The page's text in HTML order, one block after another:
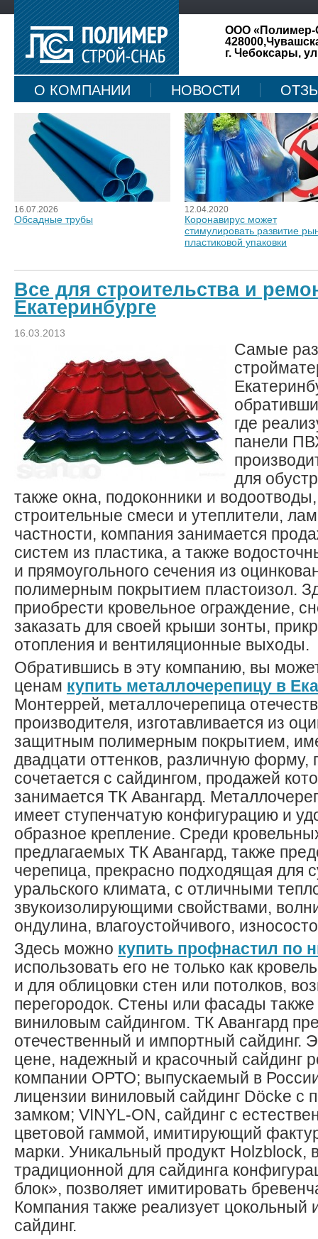
ООО «Полимер-
г. Чебоксары,
О КОМПАНИИ НОВОСТИ
КАРТА САЙТА
16.07.2026
Обсадные трубы
12.04.2020
Коронавирус может
стимулировать развитие
пластиковой упаковки
Все для строительства и
Екатеринбурге
16.03.2013
Самые
где
панели
для
также окна, подоконники и
строительные смеси и утеплители,
частности, компания занимается
систем из пластика, а также
и прямоугольного сечения из
полимерным покрытием пластоизол.
приобрести кровельное ограждение,
заказать для своей крыши зонты,
отопления и вентиляционные выходы.
Обратившись в эту компанию, вы
ценам купить металлочерепицу в
Монтеррей, металлочерепица
производителя, изготавливается из
защитным полимерным покрытием,
двадцати оттенков, различную форму,
сочетается с сайдингом, продажей
занимается ТК Авангард.
имеет ступенчатую конфигурацию и
образное крепление. Среди
предлагаемых ТК Авангард, также
черепица, прекрасно подходящая для
уральского климата, с отличными
звукоизолирующими свойствами,
ондулина, влагоустойчивого,
Здесь можно купить профнастил по
использовать его не только как
и для облицовки стен или потолков,
перегородок. Стены или фасады
виниловым сайдингом. ТК Авангард
отечественный и импортный сайдинг.
цене, надежный и красочный сайдинг
компании ОРТО; выпускаемый в
лицензии виниловый сайдинг Döcke с
замком; VINYL-ON, сайдинг с
цветовой гаммой, имитирующий
марки. Уникальный продукт Holzblock,
традиционной для сайдинга
блок», позволяет имитировать
Компания также реализует цокольный
сайдинг.